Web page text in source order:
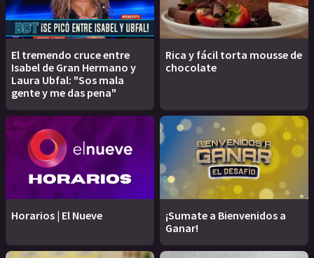
El tremendo cruce entre
Isabel de Gran Hermano y
Laura Ubfal: "Sos mala
gente y me das pena"
Rica y fácil torta mousse de
chocolate
Horarios | El Nueve
¡Sumate a Bienvenidos a
Ganar!